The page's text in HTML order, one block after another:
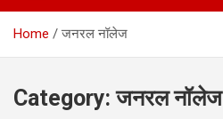
Home जनरल नॉलेज
Category:जनरल नॉलेज